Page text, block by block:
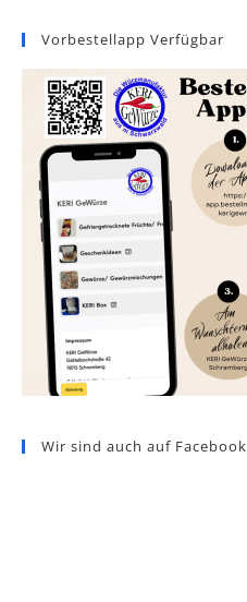
Vorbestellapp Verfügbar
Wir sind auch auf Facebook